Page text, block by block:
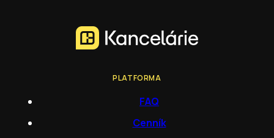
PLATFORMA
FAQ
Cenník